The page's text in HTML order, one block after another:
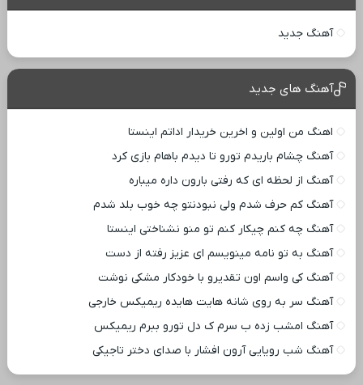
آهنگ جدید
آهنگ های جدید
اهنگ من اولین و اخرین خریدار اداتم اینستا
آهنگ چشام باریدم تورو تا دیدم باهام بازی کرد
آهنگ از لحظه ای که رفتی بارون داره میباره
آهنگ کم حرف شدم ولی نبودنتو چه خوب بلد شدم
آهنگ چه کنم چیکار کنم تو منو نشناختی اینستا
آهنگ به تو نامه مینویسم ای عزیز رفته از دست
آهنگ کی واسم اون تقدیرو با خودکار مشکی نوشت
آهنگ سر به روی شانه هایت هایده ریمیکس خارجی
آهنگ امشب زده ب سرم ک دل تورو ببرم ریمیکس
آهنگ شب رویایی آرون افشار با صدای دختر تاجیکی